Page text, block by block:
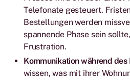
Telefonate gesteuert.
Bestellungen werden
spannende Phase sein
Frustration.
Kommunikation während des
wissen, was mit ihrer